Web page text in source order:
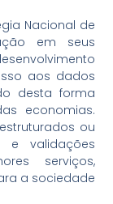
Nacional de
em seus
aos dados
desta forma
economias.
ou
e validações
serviços,
a sociedade